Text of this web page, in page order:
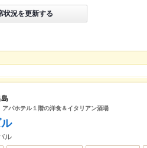
状況を更新する
島
アパホテル１階の洋食＆イタリアン酒場
ル